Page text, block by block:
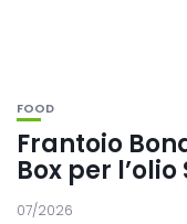
FOOD
Frantoio
Box per
07/2026